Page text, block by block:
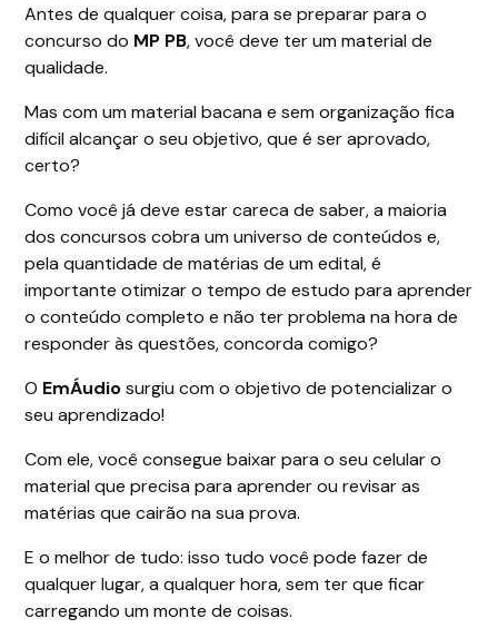
Antes de qualquer coisa, para se preparar para o
concurso do MP PB, você deve ter um material de
qualidade.
Mas com um material bacana e sem organização fica
difícil alcançar o seu objetivo, que é ser aprovado,
certo?
Como você já deve estar careca de saber, a maioria
dos concursos cobra um universo de conteúdos e,
pela quantidade de matérias de um edital, é
importante otimizar o tempo de estudo para aprender
o conteúdo completo e não ter problema na hora de
responder às questões, concorda comigo?
O EmÁudiosurgiu com o objetivo de potencializar o
seu aprendizado!
Com ele, você consegue baixar para o seu celular o
material que precisa para aprender ou revisar as
matérias que cairão na sua prova.
E o melhor de tudo: isso tudo você pode fazer de
qualquer lugar, a qualquer hora, sem ter que ficar
carregando um monte de coisas.